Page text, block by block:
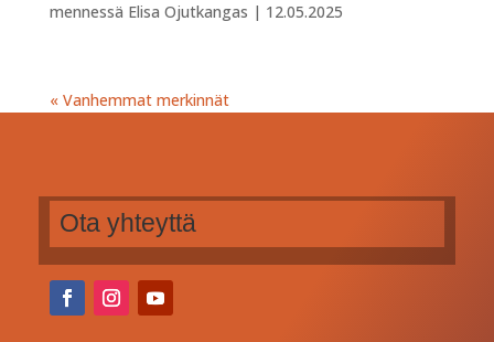
mennessä Elisa Ojutkangas | 12.05.2025
« Vanhemmat merkinnät
Ota yhteyttä